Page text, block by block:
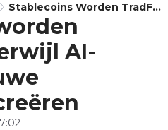
Stablecoins Worden TradFi-
Rails Terwijl AI-Agenten
Nieuwe Betaalvraag
Creëren
AI-